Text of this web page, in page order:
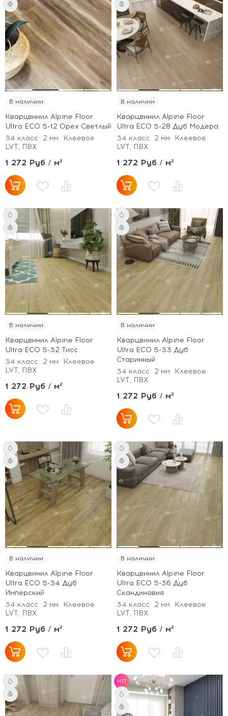
В наличии
Кварцвинил Alpine Floor
Ultra ECO 5-12 Орех Светлый
34 класс
2 мм
Клеевое
LVT, ПВХ
1 272 Руб / м²
В наличии
Кварцвинил Alpine Floor
Ultra ECO 5-28 Дуб Модера
34 класс
2 мм
Клеевое
LVT, ПВХ
1 272 Руб / м²
В наличии
Кварцвинил Alpine Floor
Ultra ECO 5-32 Тисс
34 класс
2 мм
Клеевое
LVT, ПВХ
1 272 Руб / м²
В наличии
Кварцвинил Alpine Floor
Ultra ECO 5-33 Дуб
Старинный
34 класс
2 мм
Клеевое
LVT, ПВХ
1 272 Руб / м²
В наличии
Кварцвинил Alpine Floor
Ultra ECO 5-34 Дуб
Имперский
34 класс
2 мм
Клеевое
LVT, ПВХ
1 272 Руб / м²
В наличии
Кварцвинил Alpine Floor
Ultra ECO 5-36 Дуб
Скандинавия
34 класс
2 мм
Клеевое
LVT, ПВХ
1 272 Руб / м²
HIT